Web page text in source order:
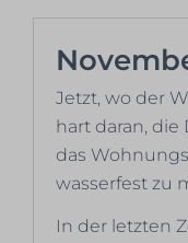
Jetzt, wo der
hart daran,
das
wasserfest zu
In der letzten